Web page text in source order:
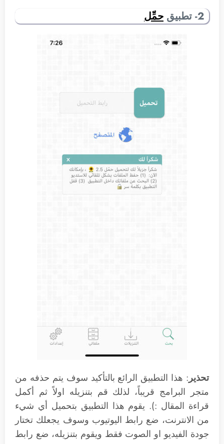
2- تطبيق حمِّل
تحذير: هذا التطبيق الرائع بالتأكيد سوف يتم حذفه من
متجر البرامج قريباً، لذلك قم بتنزيله اولاً ثم أكمل
قراءة المقال :). يقوم هذا التطبيق بتحميل أي شيء
من الانترنت، ضع رابط اليوتيوب وسوف يجعلك تختار
جودة الفيديو او الصوت فقط ويقوم بتنزيله، ضع رابط